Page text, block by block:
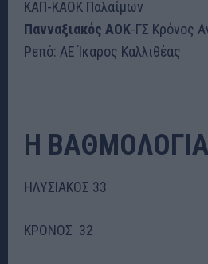
ΚΑΠ-ΚΑΟΚ Παλαίμων
Πανναξιακός ΑΟΚ-ΓΣ Κρόνος
Ρεπό: ΑΕ Ίκαρος Καλλιθέας
Η ΒΑΘΜΟΛΟΓΙΑ
ΗΛΥΣΙΑΚΟΣ 33
ΚΡΟΝΟΣ 32